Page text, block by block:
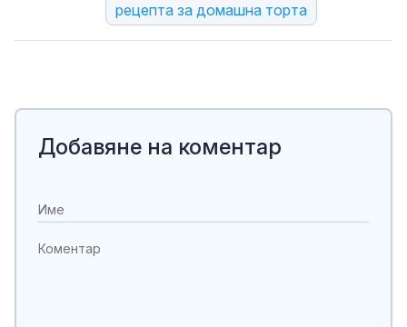
рецепта за домашна торта
Добавяне на коментар